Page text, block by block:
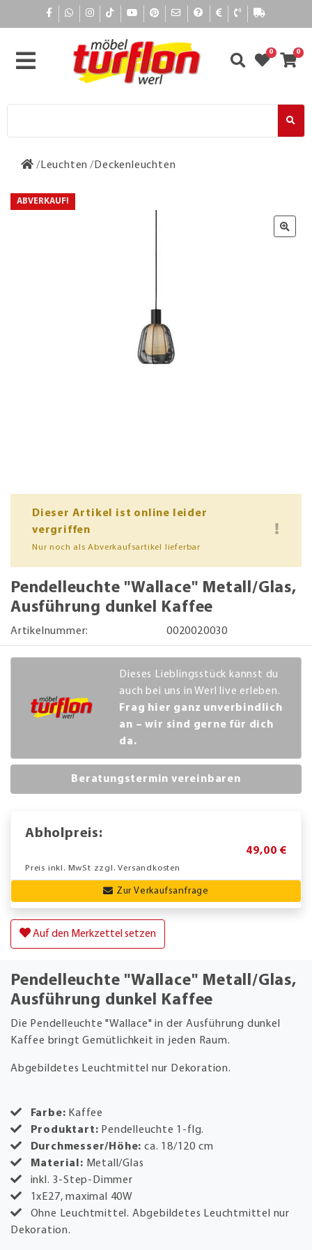
0 0
Leuchten Deckenleuchten
ABVERKAUF!
Dieser Artikel ist online leider
vergriffen
Nur noch als Abverkaufsartikel lieferbar
Pendelleuchte "Wallace" Metall/Glas,
Ausführung dunkel Kaffee
Artikelnummer: 0020020030
Dieses Lieblingsstück kannst du
auch bei uns in Werl live erleben.
Frag hier ganz unverbindlich
an – wir sind gerne für dich
da.
Beratungstermin vereinbaren
Abholpreis:
49,00 €
Preis inkl. MwSt zzgl. Versandkosten
Zur Verkaufsanfrage
Auf den Merkzettel setzen
Pendelleuchte "Wallace" Metall/Glas,
Ausführung dunkel Kaffee
Die Pendelleuchte "Wallace" in der Ausführung dunkel
Kaffee bringt Gemütlichkeit in jeden Raum.
Abgebildetes Leuchtmittel nur Dekoration.
Farbe: Kaffee
Produktart: Pendelleuchte 1-flg.
Durchmesser/Höhe:ca. 18/120 cm
Material: Metall/Glas
inkl. 3-Step-Dimmer
1xE27, maximal 40W
Ohne Leuchtmittel. Abgebildetes Leuchtmittel nur
Dekoration.